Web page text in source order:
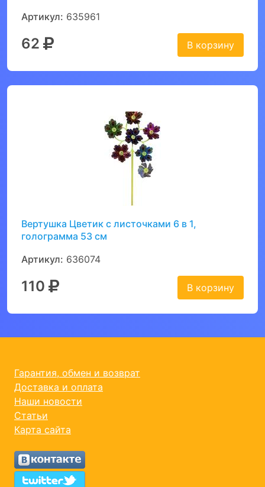
Артикул: 635961
62 В корзину
Вертушка Цветик с листочками 6 в 1,
голограмма 53 см
Артикул: 636074
110 В корзину
Гарантия, обмен и возврат
Доставка и оплата
Наши новости
Статьи
Карта сайта